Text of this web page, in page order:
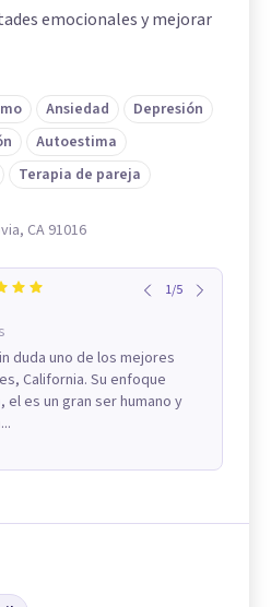
emocionales y mejorar
Ansiedad
Depresión
Autoestima
Terapia de pareja
CA 91016
1/5
duda uno de los mejores
California. Su enfoque
es un gran ser humano y